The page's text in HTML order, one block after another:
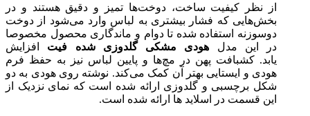
از نظر کیفیت ساخت، دوخت‌ها تمیز و دقیق هستند و در
بخش‌هایی که فشار بیشتری به لباس وارد می‌شود از دوخت
دو‌سوزنه استفاده شده تا دوام و ماندگاری محصول مخصوصا
در این مدل هودی مشکی گلدوزی شده فیت
افزایش
یابد. کشبافت پهن در مچ‌ها و پایین لباس نیز به حفظ فرم
هودی و ایستایی بهتر آن کمک می‌کند. نوشته روی هودی به دو
شکل برچسبی و گلدوزی ارائه شده است که نمای نزدیک از
این قسمت در اسلاید ها ارائه شده است.